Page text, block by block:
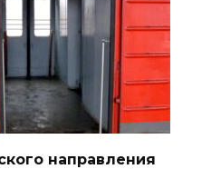
направления